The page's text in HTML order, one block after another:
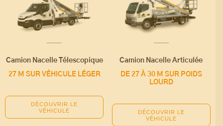
Camion Nacelle Télescopique
27 M SUR VÉHICULE LÉGER
Camion Nacelle Articulée
DE 27 À 30 M SUR POIDS
LOURD